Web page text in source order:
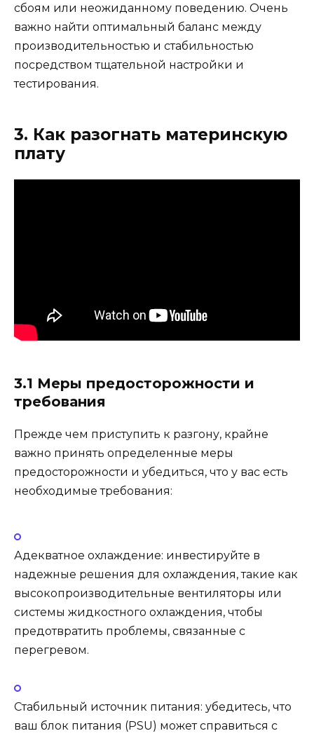
сбоям или неожиданному поведению. Очень
важно найти оптимальный баланс между
производительностью и стабильностью
посредством тщательной настройки и
тестирования.
3. Как разогнать материнскую
плату
3.1 Меры предосторожности и
требования
Прежде чем приступить к разгону, крайне
важно принять определенные меры
предосторожности и убедиться, что у вас есть
необходимые требования:
Адекватное охлаждение: инвестируйте в
надежные решения для охлаждения, такие как
высокопроизводительные вентиляторы или
системы жидкостного охлаждения, чтобы
предотвратить проблемы, связанные с
перегревом.
Стабильный источник питания: убедитесь, что
ваш блок питания (PSU) может справиться с